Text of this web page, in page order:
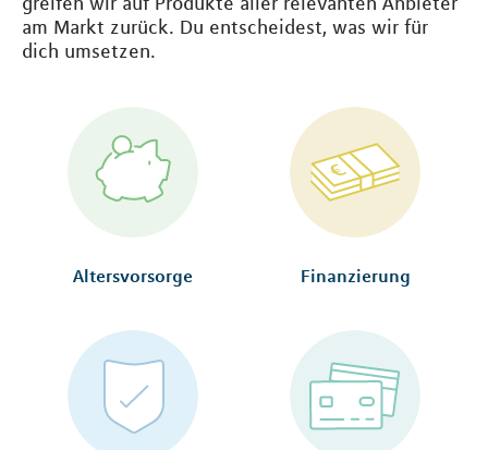
am Markt zurück. Du entscheidest, was wir für
dich umsetzen.
Altersvorsorge Finanzierung